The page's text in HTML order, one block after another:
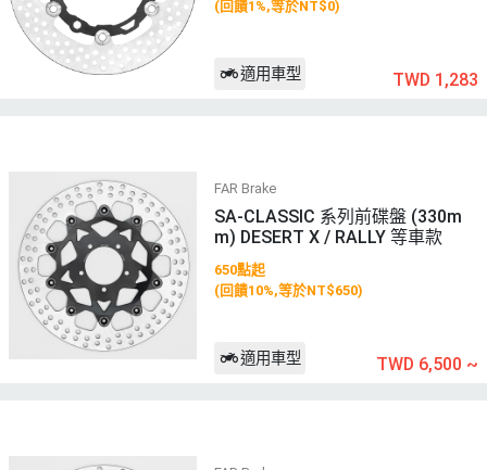
(回饋1%,等於NT$0)
適用車型 TWD 1,283
FAR Brake
SA-CLASSIC 系列前碟盤 (330m
m) DESERT X / RALLY 等車款
650點起
(回饋10%,等於NT$650)
適用車型 TWD 6,500 ~